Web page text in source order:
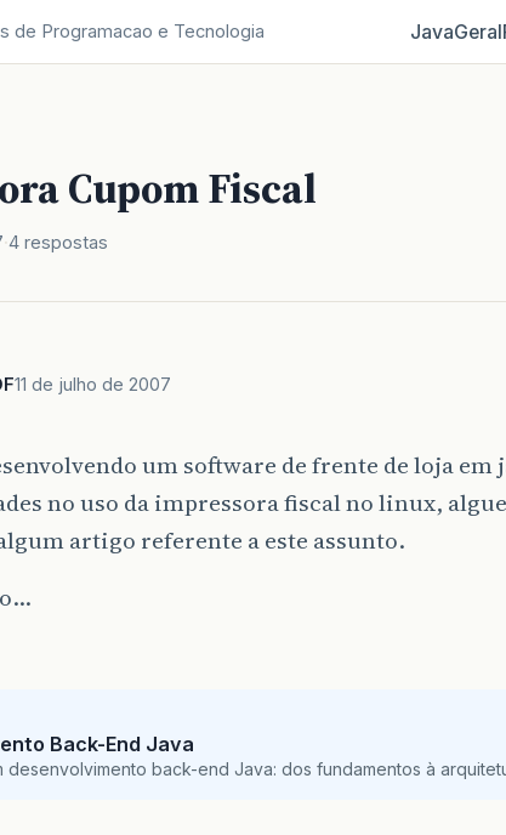
de Programacao e Tecnologia JavaGeral
Cupom Fiscal
4 respostas
11 de julho de 2007
um software de frente de loja em
no uso da impressora fiscal no linux,
artigo referente a este assunto.
Back-End Java
desenvolvimento back-end Java: dos fundamentos à